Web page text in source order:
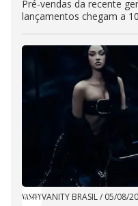
Pré-vendas da recente
lançamentos chegam a
VANITY BRASIL/ 05/08/